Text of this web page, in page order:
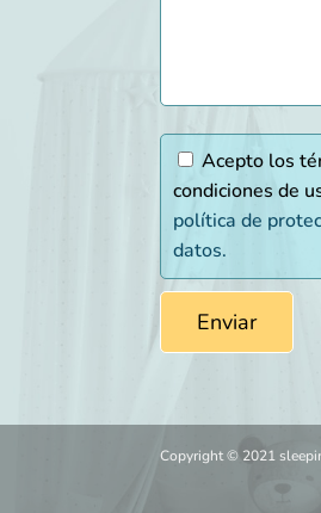
Acepto los
condiciones de
política de
datos.
Copyright © 2021